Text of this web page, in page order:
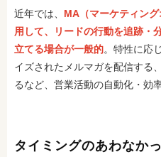
近年では、 MA（マーケティン
用して、リードの行動を追跡・
立てる場合が一般的。特性に応
イズされたメルマガを配信する
るなど、営業活動の自動化・効
タイミングのあわなか